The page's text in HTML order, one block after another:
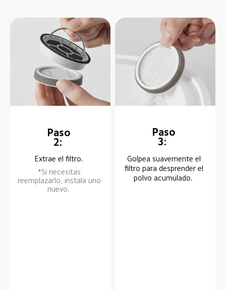
Paso
2:
Extrae el filtro.
*Si necesitas
reemplazarlo, instala uno
nuevo.
Paso
3:
Golpea suavemente el
filtro para desprender el
polvo acumulado.